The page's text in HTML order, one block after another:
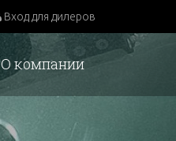
Вход для дилеров
О компании